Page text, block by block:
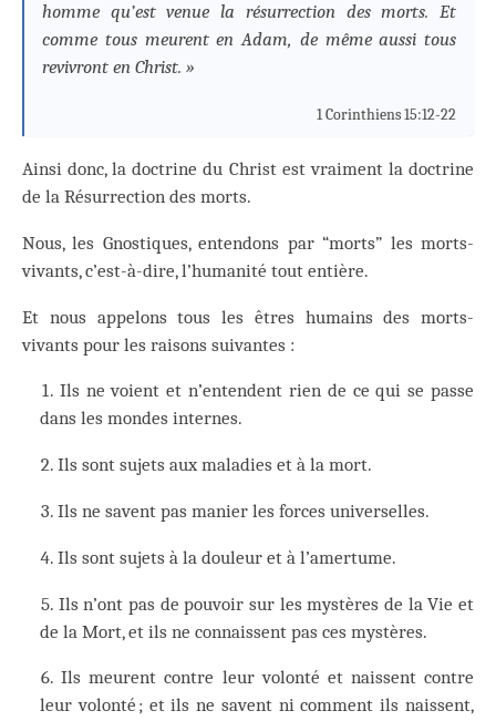
homme qu’est venue la résurrection des morts. Et
comme tous meurent en Adam, de même aussi tous
revivront en Christ. »
1 Corinthiens 15:12-22
Ainsi donc, la doctrine du Christ est vraiment la doctrine
de la Résurrection des morts.
Nous, les Gnostiques, entendons par “morts” les morts-
vivants, c’est-à-dire, l’humanité tout entière.
Et nous appelons tous les êtres humains des morts-
vivants pour les raisons suivantes :
Ils ne voient et n’entendent rien de ce qui se passe
dans les mondes internes.
Ils sont sujets aux maladies et à la mort.
Ils ne savent pas manier les forces universelles.
Ils sont sujets à la douleur et à l’amertume.
Ils n’ont pas de pouvoir sur les mystères de la Vie et
de la Mort, et ils ne connaissent pas ces mystères.
Ils meurent contre leur volonté et naissent contre
leur volonté ; et ils ne savent ni comment ils naissent,